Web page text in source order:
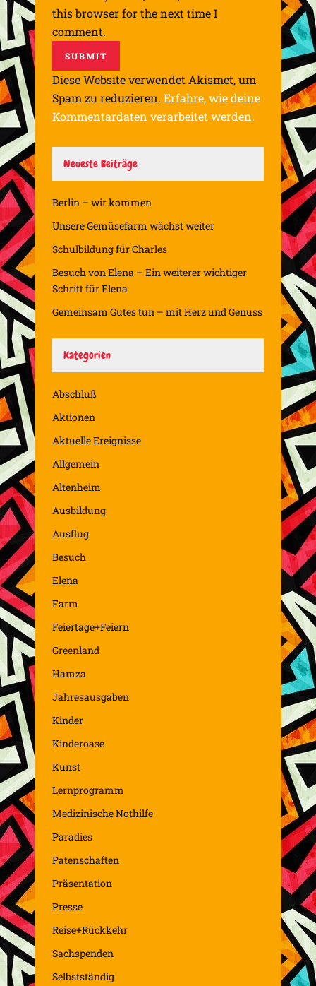
this browser for the next time I
comment.
Diese Website verwendet Akismet, um
Spam zu reduzieren. Erfahre, wie deine
Kommentardaten verarbeitet werden.
Neueste Beiträge
Berlin – wir kommen
Unsere Gemüsefarm wächst weiter
Schulbildung für Charles
Besuch von Elena – Ein weiterer wichtiger
Schritt für Elena
Gemeinsam Gutes tun – mit Herz und Genuss
Kategorien
Abschluß
Aktionen
Aktuelle Ereignisse
Allgemein
Altenheim
Ausbildung
Ausflug
Besuch
Elena
Farm
Feiertage+Feiern
Greenland
Hamza
Jahresausgaben
Kinder
Kinderoase
Kunst
Lernprogramm
Medizinische Nothilfe
Paradies
Patenschaften
Präsentation
Presse
Reise+Rückkehr
Sachspenden
Selbstständig